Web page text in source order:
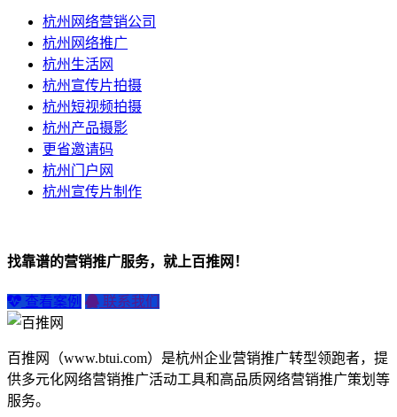
杭州网络营销公司
杭州网络推广
杭州生活网
杭州宣传片拍摄
杭州短视频拍摄
杭州产品摄影
更省邀请码
杭州门户网
杭州宣传片制作
找靠谱的营销推广服务，就上百推网！
查看案例 联系我们
百推网（www.btui.com）是杭州企业营销推广转型领跑者，提
供多元化网络营销推广活动工具和高品质网络营销推广策划等
服务。